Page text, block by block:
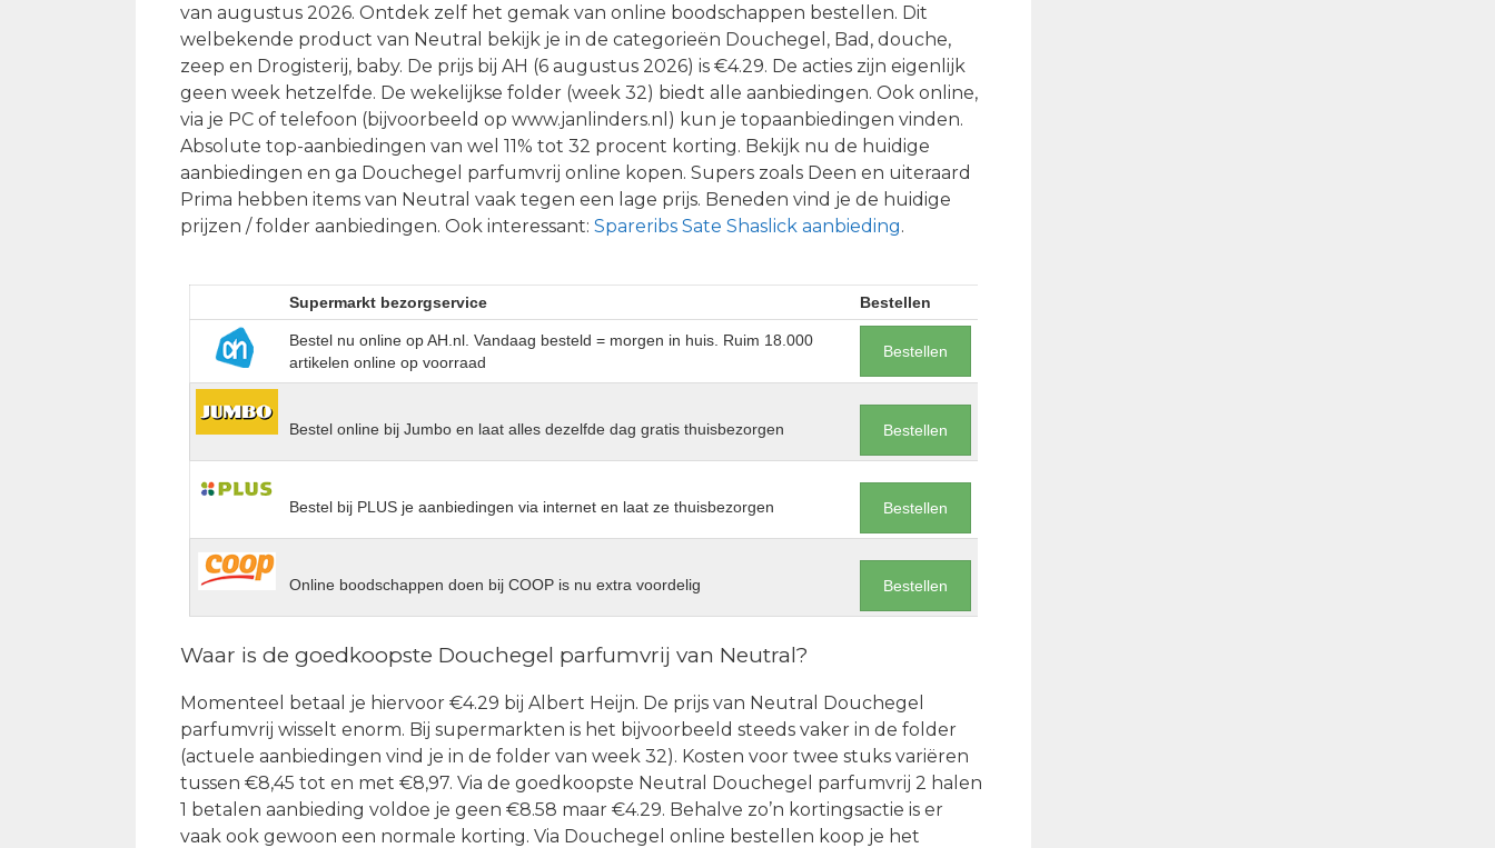
van augustus 2026. Ontdek zelf het gemak van online boodschappen bestellen. Dit
welbekende product van Neutral bekijk je in de categorieën Douchegel, Bad, douche,
zeep en Drogisterij, baby. De prijs bij AH (6 augustus 2026) is €4.29. De acties zijn eigenlijk
geen week hetzelfde. De wekelijkse folder (week 32) biedt alle aanbiedingen. Ook online,
via je PC of telefoon (bijvoorbeeld op www.janlinders.nl) kun je topaanbiedingen vinden.
Absolute top-aanbiedingen van wel 11% tot 32 procent korting. Bekijk nu de huidige
aanbiedingen en ga Douchegel parfumvrij online kopen. Supers zoals Deen en uiteraard
Prima hebben items van Neutral vaak tegen een lage prijs. Beneden vind je de huidige
prijzen / folder aanbiedingen. Ook interessant: Spareribs Sate Shaslick aanbieding.
Supermarkt bezorgservice Bestellen
Bestel nu online op AH.nl. Vandaag besteld = morgen in huis. Ruim 18.000
artikelen online op voorraad
Bestellen
Bestel online bij Jumbo en laat alles dezelfde dag gratis thuisbezorgen Bestellen
Bestel bij PLUS je aanbiedingen via internet en laat ze thuisbezorgen Bestellen
Online boodschappen doen bij COOP is nu extra voordelig Bestellen
Waar is de goedkoopste Douchegel parfumvrij van Neutral?
Momenteel betaal je hiervoor €4.29 bij Albert Heijn. De prijs van Neutral Douchegel
parfumvrij wisselt enorm. Bij supermarkten is het bijvoorbeeld steeds vaker in de folder
(actuele aanbiedingen vind je in de folder van week 32). Kosten voor twee stuks variëren
tussen €8,45 tot en met €8,97. Via de goedkoopste Neutral Douchegel parfumvrij 2 halen
1 betalen aanbieding voldoe je geen €8.58 maar €4.29. Behalve zo’n kortingsactie is er
vaak ook gewoon een normale korting. Via Douchegel online bestellen koop je het